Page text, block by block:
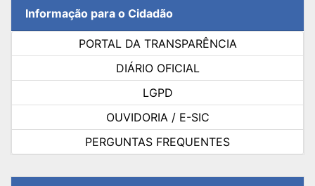
Informação para o Cidadão
PORTAL DA TRANSPARÊNCIA
DIÁRIO OFICIAL
LGPD
OUVIDORIA / E-SIC
PERGUNTAS FREQUENTES